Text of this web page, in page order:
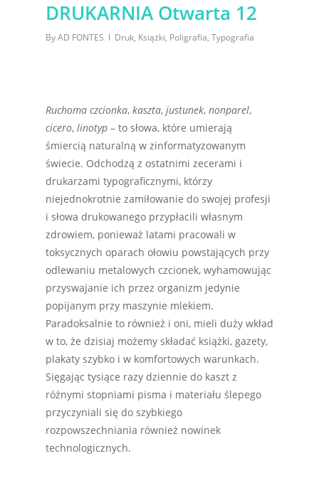
DRUKARNIA Otwarta 12
ByAD FONTES Druk, Książki, Poligrafia, Typografia
Ruchoma czcionka, kaszta, justunek, nonparel,
cicero, linotyp – to słowa, które umierają
śmiercią naturalną w zinformatyzowanym
świecie. Odchodzą z ostatnimi zecerami i
drukarzami typograficznymi, którzy
niejednokrotnie zamiłowanie do swojej profesji
i słowa drukowanego przypłacili własnym
zdrowiem, ponieważ latami pracowali w
toksycznych oparach ołowiu powstających przy
odlewaniu metalowych czcionek, wyhamowując
przyswajanie ich przez organizm jedynie
popijanym przy maszynie mlekiem.
Paradoksalnie to również i oni, mieli duży wkład
w to, że dzisiaj możemy składać książki, gazety,
plakaty szybko i w komfortowych warunkach.
Sięgając tysiące razy dziennie do kaszt z
różnymi stopniami pisma i materiału ślepego
przyczyniali się do szybkiego
rozpowszechniania również nowinek
technologicznych.